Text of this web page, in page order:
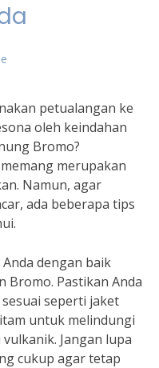
petualangan ke
oleh keindahan
Bromo?
merupakan
Namun, agar
ada beberapa tips
dengan baik
Bromo. Pastikan Anda
seperti jaket
untuk melindungi
Jangan lupa
cukup agar tetap